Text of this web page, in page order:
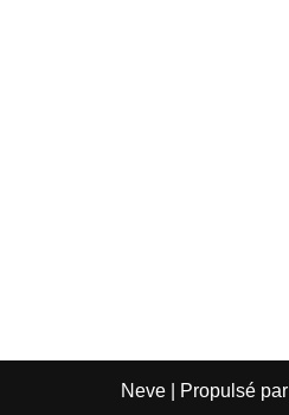
Neve | Propulsé par